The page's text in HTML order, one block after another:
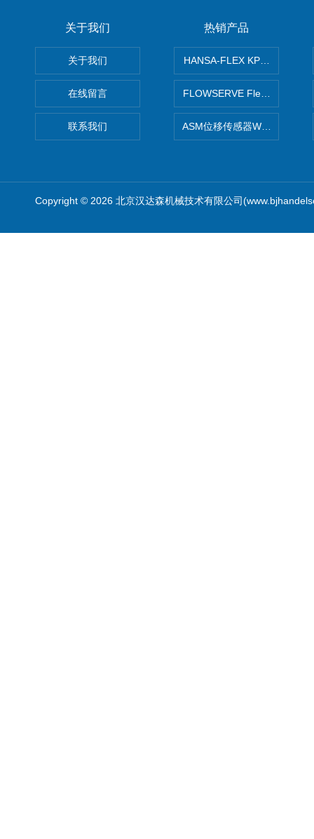
关于我们
关于我们
在线留言
联系我们
热销产品
HANSA-FLEX KP100P紧凑
FLOWSERVE Flex Wedge闸
ASM位移传感器WS10-750
Copyright © 2026 北京汉达森机械技术有限公司